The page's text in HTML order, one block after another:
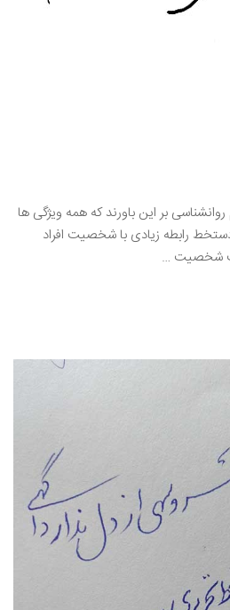
بر این باورند که همه ویژگی ها
رابطه زیادی با شخصیت افراد
شخصیت …